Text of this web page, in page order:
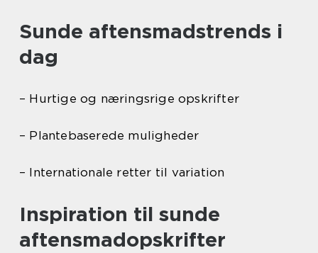
Sunde aftensmadstrends i
dag
– Hurtige og næringsrige opskrifter
– Plantebaserede muligheder
– Internationale retter til variation
Inspiration til sunde
aftensmadopskrifter